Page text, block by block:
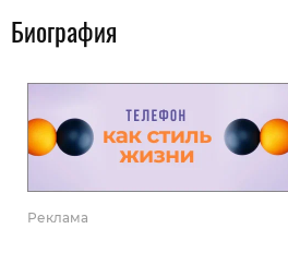
Биография
Реклама